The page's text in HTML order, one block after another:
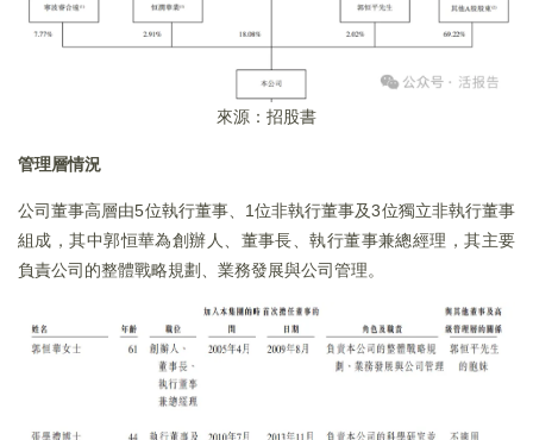
來源：招股書
管理層情況
公司董事高層由5位執行董事、1位非執行董事及3位獨立非執行董事
組成，其中郭恒華為創辦人、董事長、執行董事兼總經理，其主要
負責公司的整體戰略規劃、業務發展與公司管理。